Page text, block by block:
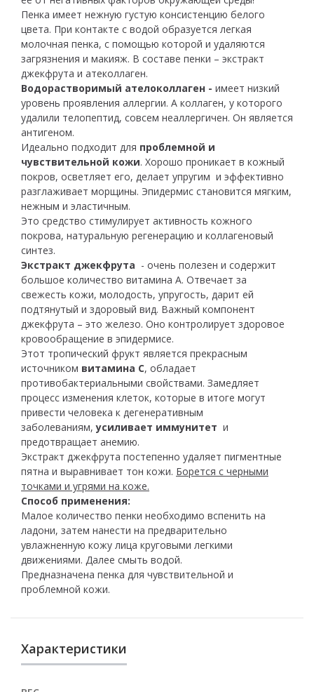
Пенка имеет нежную густую консистенцию белого
цвета. При контакте с водой образуется легкая
молочная пенка, с помощью которой и удаляются
загрязнения и макияж. В составе пенки – экстракт
джекфрута и атеколлаген.
Водорастворимый ателоколлаген - имеет низкий
уровень проявления аллергии. А коллаген, у которого
удалили телопептид, совсем неаллергичен. Он является
антигеном.
Идеально подходит для проблемной и
чувствительной кожи. Хорошо проникает в кожный
покров, осветляет его, делает упругим и эффективно
разглаживает морщины. Эпидермис становится мягким,
нежным и эластичным.
Это средство стимулирует активность кожного
покрова, натуральную регенерацию и коллагеновый
синтез.
Экстракт джекфрута - очень полезен и содержит
большое количество витамина А. Отвечает за
свежесть кожи, молодость, упругость, дарит ей
подтянутый и здоровый вид. Важный компонент
джекфрута – это железо. Оно контролирует здоровое
кровообращение в эпидермисе.
Этот тропический фрукт является прекрасным
источником витамина С, обладает
противобактериальными свойствами. Замедляет
процесс изменения клеток, которые в итоге могут
привести человека к дегенеративным
заболеваниям,усиливает иммунитет и
предотвращает анемию.
Экстракт джекфрута постепенно удаляет пигментные
пятна и выравнивает тон кожи. Борется с черными
точками и угрями на коже.
Способ применения:
Малое количество пенки необходимо вспенить на
ладони, затем нанести на предварительно
увлажненную кожу лица круговыми легкими
движениями. Далее смыть водой.
Предназначена пенка для чувствительной и
проблемной кожи.
Характеристики